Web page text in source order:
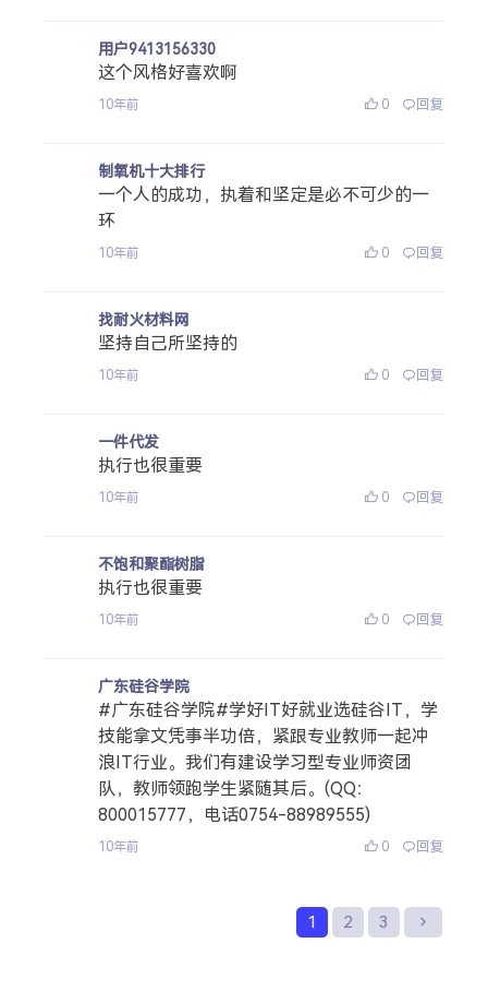
用户9413156330
这个风格好喜欢啊
10年前 0 回复
制氧机十大排行
一个人的成功，执着和坚定是必不可少的一
环
10年前 0 回复
找耐火材料网
坚持自己所坚持的
10年前 0 回复
一件代发
执行也很重要
10年前 0 回复
不饱和聚酯树脂
执行也很重要
10年前 0 回复
广东硅谷学院
#广东硅谷学院#学好IT好就业选硅谷IT，学
技能拿文凭事半功倍，紧跟专业教师一起冲
浪IT行业。我们有建设学习型专业师资团
队，教师领跑学生紧随其后。(QQ：
800015777，电话0754-88989555)
10年前 0 回复
1 2 3